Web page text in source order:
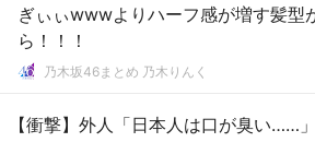
ぎぃぃwwwよりハーフ感が増す髪型
ら！！！
乃木坂46まとめ 乃木りんく
【衝撃】外人「日本人は口が臭い……」